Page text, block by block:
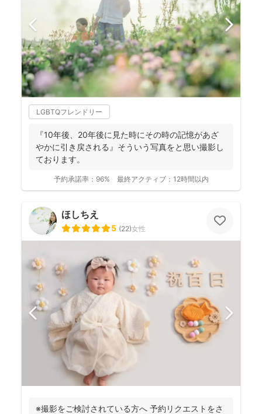
LGBTQフレンドリー
『10年後、20年後に見た時にその時の記憶があざ
やかに引き戻される』そういう写真をと思い撮影し
ております。
予約承諾率： 96% 最終アクティブ： 12時間以内
ほしちえ
5 (22)女性
※撮影をご検討されている方へ 予約リクエストをさ